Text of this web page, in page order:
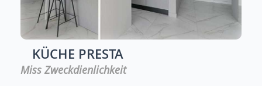
KÜCHE PRESTA
Miss Zweckdienlichkeit